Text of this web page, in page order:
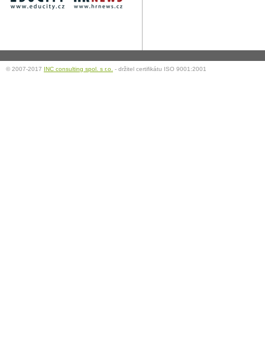
© 2007-2017 INC consulting spol. s r.o. - držitel certifikátu ISO 9001:2001